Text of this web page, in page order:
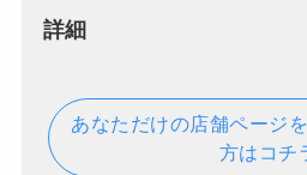
詳細
あなただけの店舗ページ
方はコチ